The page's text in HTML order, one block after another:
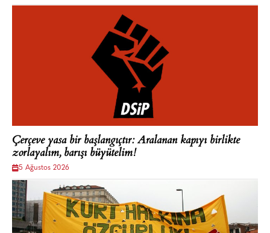
Çerçeve yasa bir başlangıçtır: Aralanan kapıyı birlikte
zorlayalım, barışı büyütelim!
5 Ağustos 2026